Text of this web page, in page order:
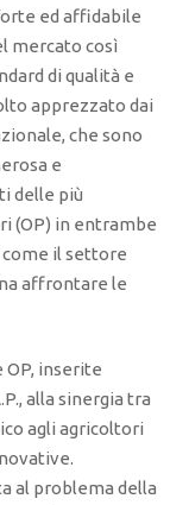
ed affidabile
mercato così
di qualità e
apprezzato dai
che sono
e
delle più
(OP) in entrambe
il settore
affrontare le
inserite
alla sinergia tra
agli agricoltori
al problema della